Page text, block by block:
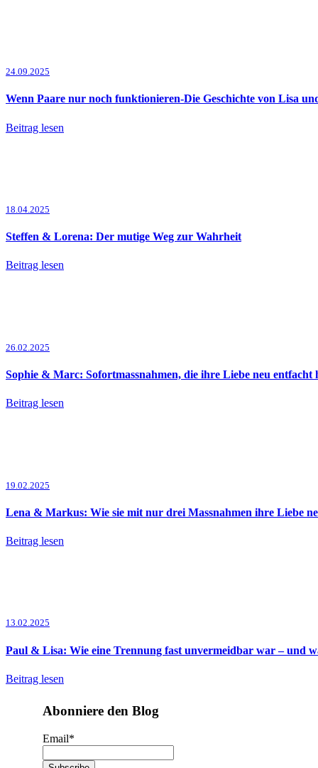
24.09.2025
Wenn Paare nur noch funktionieren-Die Geschichte von Lisa
Beitrag lesen
18.04.2025
Steffen & Lorena: Der mutige Weg zur Wahrheit
Beitrag lesen
26.02.2025
Sophie & Marc: Sofortmassnahmen, die ihre Liebe neu entfacht
Beitrag lesen
19.02.2025
Lena & Markus: Wie sie mit nur drei Massnahmen ihre Liebe
Beitrag lesen
13.02.2025
Paul & Lisa: Wie eine Trennung fast unvermeidbar war – und
Beitrag lesen
Abonniere den Blog
Email*